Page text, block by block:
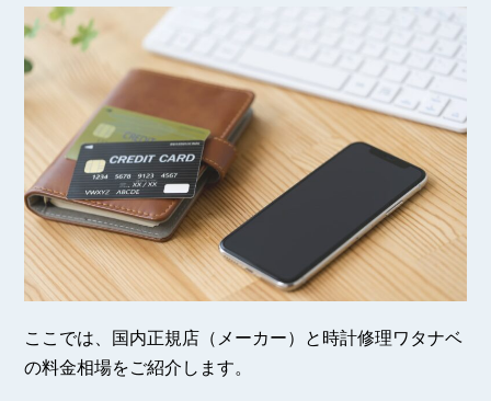
ここでは、国内正規店（メーカー）と時計修理ワタナベ
の料金相場をご紹介します。